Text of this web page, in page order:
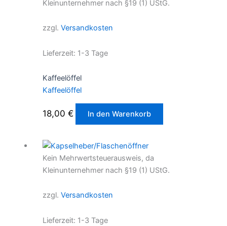
Kleinunternehmer nach §19 (1) UStG.
zzgl. Versandkosten
Lieferzeit: 1-3 Tage
Kaffeelöffel
Kaffeelöffel
18,00 € In den Warenkorb
Kein Mehrwertsteuerausweis, da
Kleinunternehmer nach §19 (1) UStG.
zzgl. Versandkosten
Lieferzeit: 1-3 Tage